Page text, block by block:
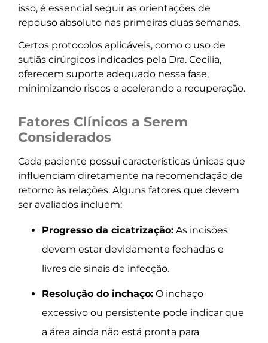
isso, é essencial seguir as orientações de
repouso absoluto nas primeiras duas semanas.
Certos protocolos aplicáveis, como o uso de
sutiãs cirúrgicos indicados pela Dra. Cecília,
oferecem suporte adequado nessa fase,
minimizando riscos e acelerando a recuperação.
Fatores Clínicos a Serem
Considerados
Cada paciente possui características únicas que
influenciam diretamente na recomendação de
retorno às relações. Alguns fatores que devem
ser avaliados incluem:
Progresso da cicatrização: As incisões
devem estar devidamente fechadas e
livres de sinais de infecção.
Resolução do inchaço: O inchaço
excessivo ou persistente pode indicar que
a área ainda não está pronta para